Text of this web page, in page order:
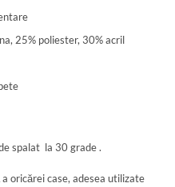
25% poliester, 30% acril
spalat la 30 grade .
oricărei case, adesea utilizate